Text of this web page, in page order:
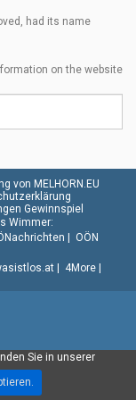
had its name
on the website
Sie in unserer
von MELHORN.EU
Gewinnspiel
Wimmer:
OÖN
| 4More|